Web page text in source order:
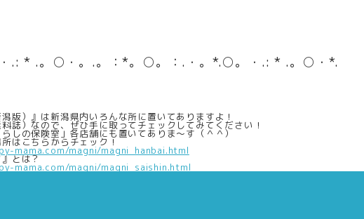
.: * .。○・。.。：*。○。：.・。*.○。・.: * .。○・*.
版）』は新潟県内いろんな所に置いてありますよ！
誌）なので、ぜひ手に取ってチェックしてみてください！
しの保険室」各店舗にも置いてありま～す（＾＾）
こちらからチェック！
mama.com/magni/magni_hanbai.html
とは？
mama.com/magni/magni_saishin.html